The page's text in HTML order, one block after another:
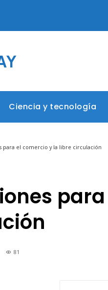
Ciencia y tecnología
para el comercio y la libre circulación
81